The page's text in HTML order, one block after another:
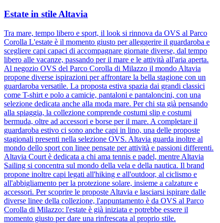
Estate in stile Altavia
Tra mare, tempo libero e sport, il look si rinnova da OVS al Parco
Corolla L'estate è il momento giusto per alleggerire il guardaroba e
scegliere capi capaci di accompagnare giornate diverse, dal tempo
libero alle vacanze, passando per il mare e le attività all'aria aperta.
Al negozio OVS del Parco Corolla di Milazzo il mondo Altavia
propone diverse ispirazioni per affrontare la bella stagione con un
guardaroba versatile. La proposta estiva spazia dai grandi classici
come T-shirt e polo a camicie, pantaloni e pantaloncini, con una
selezione dedicata anche alla moda mare. Per chi sta già pensando
alla spiaggia, la collezione comprende costumi slip e costumi
bermuda, oltre ad accessori e borse per il mare. A completare il
guardaroba estivo ci sono anche capi in lino, una delle proposte
stagionali presenti nella selezione OVS. Altavia guarda inoltre al
mondo dello sport con linee pensate per attività e passioni differenti.
Altavia Court è dedicata a chi ama tennis e padel, mentre Altavia
Sailing si concentra sul mondo della vela e della nautica. Il brand
propone inoltre capi legati all'hiking e all'outdoor, al ciclismo e
all'abbigliamento per la protezione solare, insieme a calzature e
accessori. Per scoprire le proposte Altavia e lasciarsi ispirare dalle
diverse linee della collezione, l'appuntamento è da OVS al Parco
Corolla di Milazzo: l'estate è già iniziata e potrebbe essere il
momento giusto per dare una rinfrescata al proprio stile.